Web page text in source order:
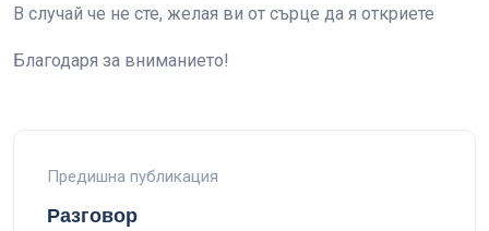
В случай че не сте, желая ви от сърце да я откриете
Благодаря за вниманието!
Предишна публикация
Разговор